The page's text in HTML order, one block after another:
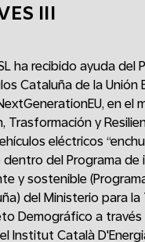
III
ha recibido ayuda del
Cataluña de la Unión
en el
Trasformación y
eléctricos
del Programa de
y sostenible
del Ministerio para la
Demográfico a través
Institut Català